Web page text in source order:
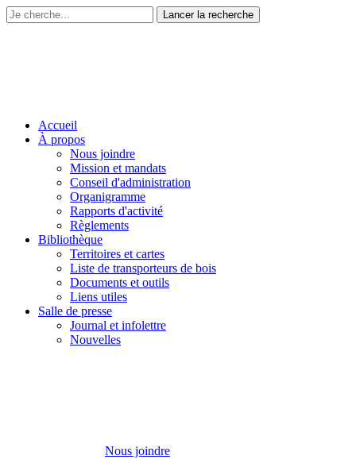
Accueil
À propos
Nous joindre
Mission et mandats
Conseil d'administration
Organigramme
Rapports d'activité
Règlements
Bibliothèque
Territoires et cartes
Liste de transporteurs de bois
Documents et outils
Liens utiles
Salle de presse
Journal et infolettre
Nouvelles
Nous joindre